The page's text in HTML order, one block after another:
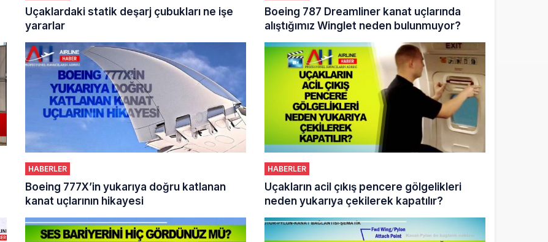
Uçaklardaki statik deşarj çubukları ne işe
yararlar
Boeing 787 Dreamliner kanat uçlarında
alıştığımız Winglet neden bulunmuyor?
HABERLER
Boeing 777X’in yukarıya doğru katlanan
kanat uçlarının hikayesi
HABERLER
Uçakların acil çıkış pencere gölgelikleri
neden yukarıya çekilerek kapatılır?